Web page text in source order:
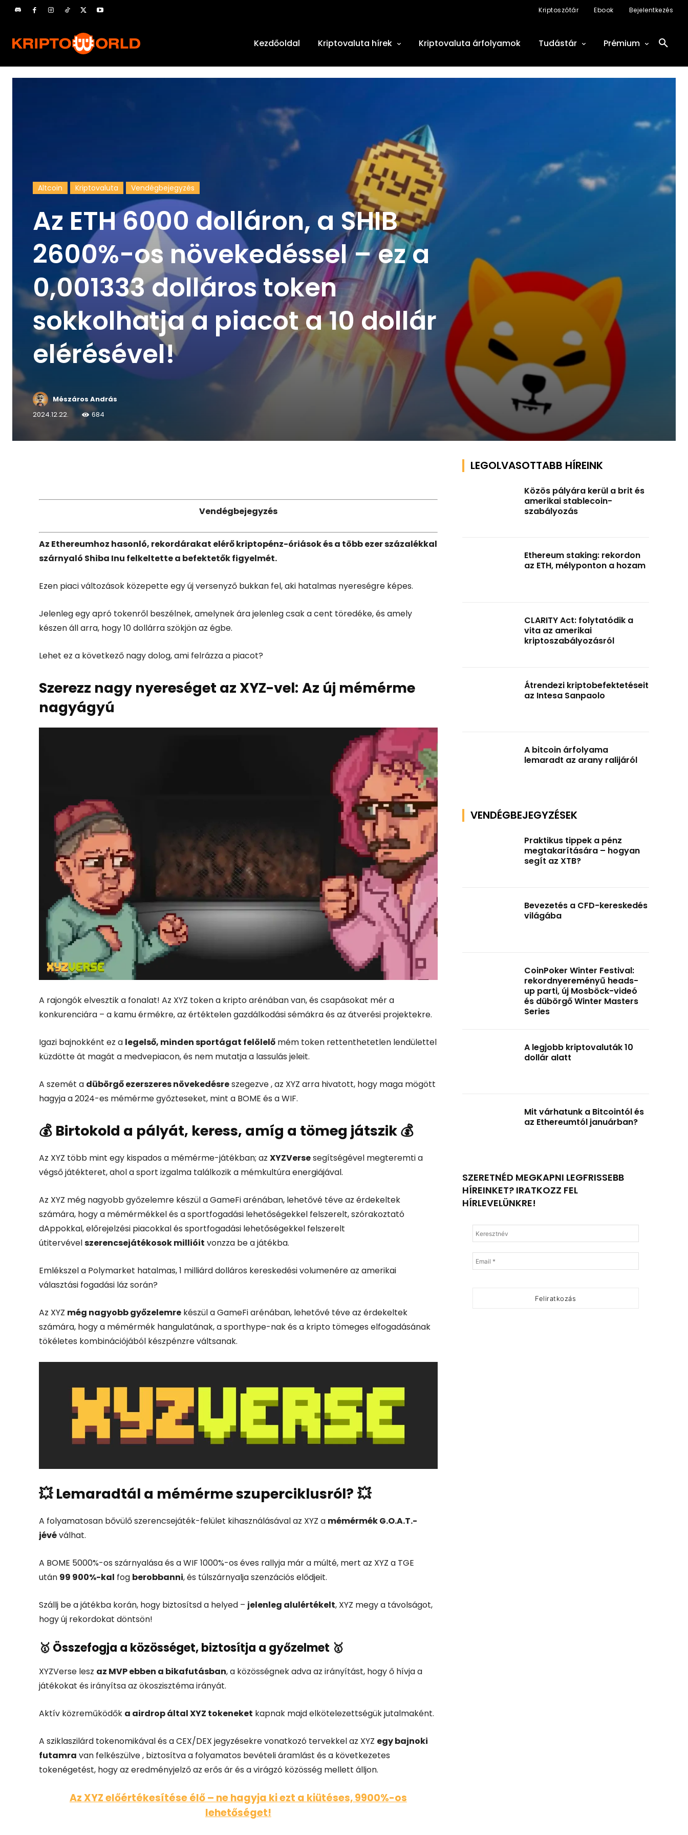
Kriptoszótár Ebook Bejelentkezés
Kezdőoldal Kriptovaluta hírek Kriptovaluta árfolyamok Tudástár Prémium
Altcoin Kriptovaluta Vendégbejegyzés
Az ETH 6000 dolláron, a SHIB
2600%-os növekedéssel – ez a
0,001333 dolláros token
sokkolhatja a piacot a 10 dollár
elérésével!
Mészáros András
2024.12.22.
684
Vendégbejegyzés
Az Ethereumhoz hasonló, rekordárakat elérő kriptopénz-óriások és a több ezer százalékkal
szárnyaló Shiba Inu felkeltette a befektetők figyelmét.
Ezen piaci változások közepette egy új versenyző bukkan fel, aki hatalmas nyereségre képes.
Jelenleg egy apró tokenről beszélnek, amelynek ára jelenleg csak a cent töredéke, és amely
készen áll arra, hogy 10 dollárra szökjön az égbe.
Lehet ez a következő nagy dolog, ami felrázza a piacot?
Szerezz nagy nyereséget az XYZ-vel: Az új mémérme
nagyágyú
A rajongók elvesztik a fonalat! Az XYZ token a kripto arénában van, és csapásokat mér a
konkurenciára – a kamu érmékre, az értéktelen gazdálkodási sémákra és az átverési projektekre.
Igazi bajnokként ez a legelső, minden sportágat felölelő mém token rettenthetetlen lendülettel
küzdötte át magát a medvepiacon, és nem mutatja a lassulás jeleit.
A szemét a dübörgő ezerszeres növekedésreszegezve , az XYZ arra hivatott, hogy maga mögött
hagyja a 2024-es mémérme győzteseket, mint a BOME és a WIF.
💰 Birtokold a pályát, keress, amíg a tömeg játszik 💰
Az XYZ több mint egy kispados a mémérme-játékban; az XYZVersesegítségével megteremti a
végső játékteret, ahol a sport izgalma találkozik a mémkultúra energiájával.
Az XYZ még nagyobb győzelemre készül a GameFi arénában, lehetővé téve az érdekeltek
számára, hogy a mémérmékkel és a sportfogadási lehetőségekkel felszerelt, szórakoztató
dAppokkal, előrejelzési piacokkal és sportfogadási lehetőségekkel felszerelt
útitervévelszerencsejátékosok millióit vonzza be a játékba.
Emlékszel a Polymarket hatalmas, 1 milliárd dolláros kereskedési volumenére az amerikai
választási fogadási láz során?
Az XYZ még nagyobb győzelemre készül a GameFi arénában, lehetővé téve az érdekeltek
számára, hogy a mémérmék hangulatának, a sporthype-nak és a kripto tömeges elfogadásának
tökéletes kombinációjából készpénzre váltsanak.
💥 Lemaradtál a mémérme szuperciklusról? 💥
A folyamatosan bővülő szerencsejáték-felület kihasználásával az XYZ a mémérmék G.O.A.T.-
jévéválhat.
A BOME 5000%-os szárnyalása és a WIF 1000%-os éves rallyja már a múlté, mert az XYZ a TGE
után 99 900%-kal fog berobbanni, és túlszárnyalja szenzációs elődjeit.
Szállj be a játékba korán, hogy biztosítsd a helyed – jelenleg alulértékelt, XYZ megy a távolságot,
hogy új rekordokat döntsön!
🥇 Összefogja a közösséget, biztosítja a győzelmet 🥇
XYZVerse lesz az MVP ebben a bikafutásban, a közösségnek adva az irányítást, hogy ő hívja a
játékokat és irányítsa az ökoszisztéma irányát.
Aktív közreműködők a airdrop által XYZ tokeneket kapnak majd elkötelezettségük jutalmaként.
A sziklaszilárd tokenomikával és a CEX/DEX jegyzésekre vonatkozó tervekkel az XYZ egy bajnoki
futamra van felkészülve , biztosítva a folyamatos bevételi áramlást és a következetes
tokenégetést, hogy az eredményjelző az erős ár és a virágzó közösség mellett álljon.
Az XYZ előértékesítése élő – ne hagyja ki ezt a kiütéses, 9900%-os
lehetőséget!
LEGOLVASOTTABB HÍREINK
Közös pályára kerül a brit és
amerikai stablecoin-
szabályozás
Ethereum staking: rekordon
az ETH, mélyponton a hozam
CLARITY Act: folytatódik a
vita az amerikai
kriptoszabályozásról
Átrendezi kriptobefektetéseit
az Intesa Sanpaolo
A bitcoin árfolyama
lemaradt az arany ralijáról
VENDÉGBEJEGYZÉSEK
Praktikus tippek a pénz
megtakarítására – hogyan
segít az XTB?
Bevezetés a CFD-kereskedés
világába
CoinPoker Winter Festival:
rekordnyereményű heads-
up parti, új Mosböck-videó
és dübörgő Winter Masters
Series
A legjobb kriptovaluták 10
dollár alatt
Mit várhatunk a Bitcointól és
az Ethereumtól januárban?
SZERETNÉD MEGKAPNI LEGFRISSEBB
HÍREINKET? IRATKOZZ FEL
HÍRLEVELÜNKRE!